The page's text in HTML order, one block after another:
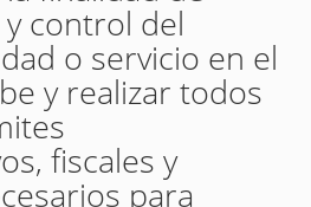
control del
o servicio en el
y realizar todos
fiscales y
para